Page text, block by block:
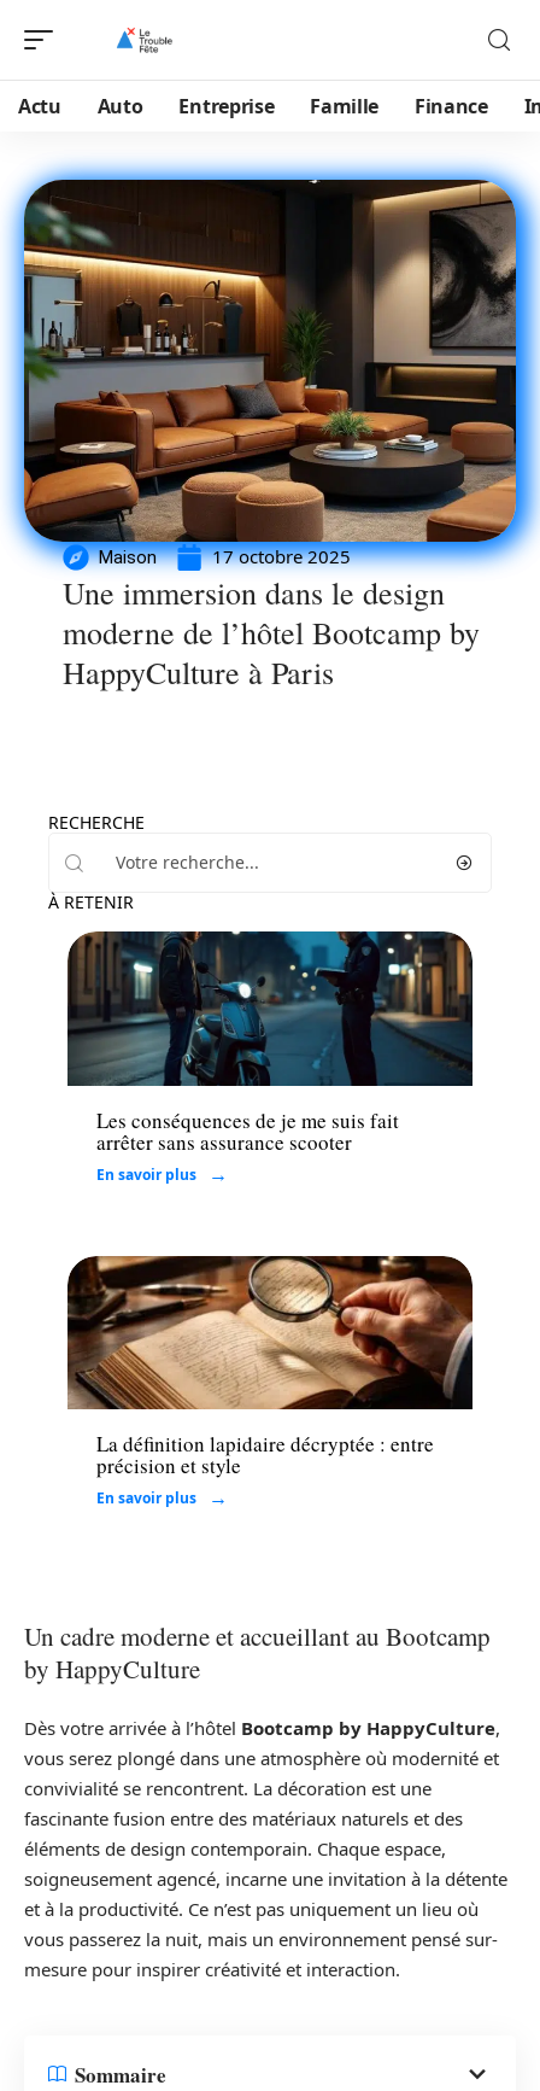
Actu Auto Entreprise Famille Finance
Maison 17 octobre 2025
Une immersion dans le design
moderne de l’hôtel Bootcamp by
HappyCulture à Paris
RECHERCHE
À RETENIR
Entreprise
Les conséquences de je me suis fait
arrêter sans assurance scooter
En savoir plus
Loisirs
La définition lapidaire décryptée : entre
précision et style
En savoir plus
Un cadre moderne et accueillant au Bootcamp
by HappyCulture
Dès votre arrivée à l’hôtel Bootcamp by HappyCulture,
vous serez plongé dans une atmosphère où modernité et
convivialité se rencontrent. La décoration est une
fascinante fusion entre des matériaux naturels et des
éléments de design contemporain. Chaque espace,
soigneusement agencé, incarne une invitation à la détente
et à la productivité. Ce n’est pas uniquement un lieu où
vous passerez la nuit, mais un environnement pensé sur-
mesure pour inspirer créativité et interaction.
Sommaire